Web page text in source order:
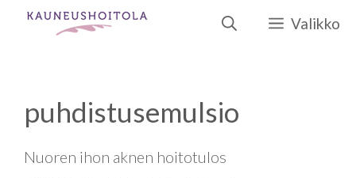
Siirry
Valikko
puhdistusemulsio
Nuoren ihon aknen hoitotulos